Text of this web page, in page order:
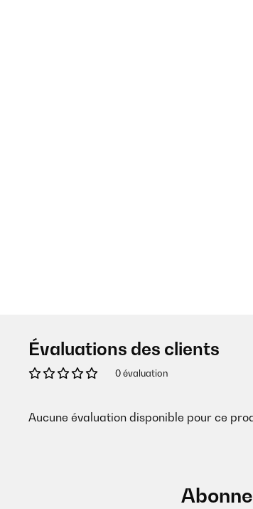
Évaluations des clients
0 évaluation
Aucune évaluation disponible pour ce